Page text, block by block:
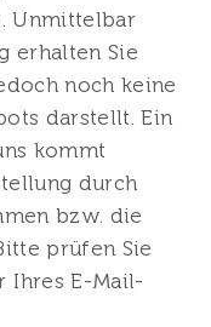
Unmittelbar
erhalten Sie
noch keine
darstellt. Ein
kommt
durch
bzw. die
prüfen Sie
Ihres E-Mail-